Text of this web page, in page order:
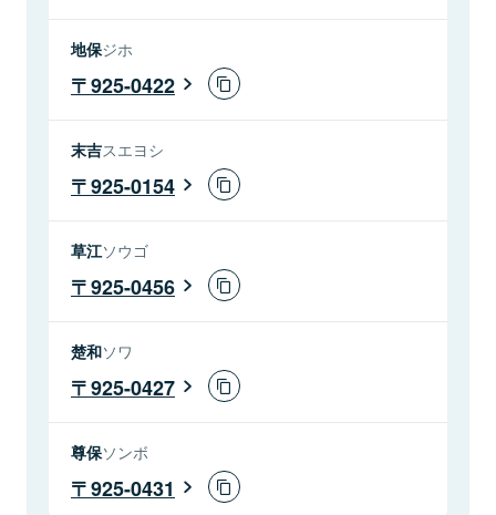
地保ジホ
925-0422
末吉スエヨシ
925-0154
草江ソウゴ
925-0456
楚和ソワ
925-0427
尊保ソンボ
925-0431